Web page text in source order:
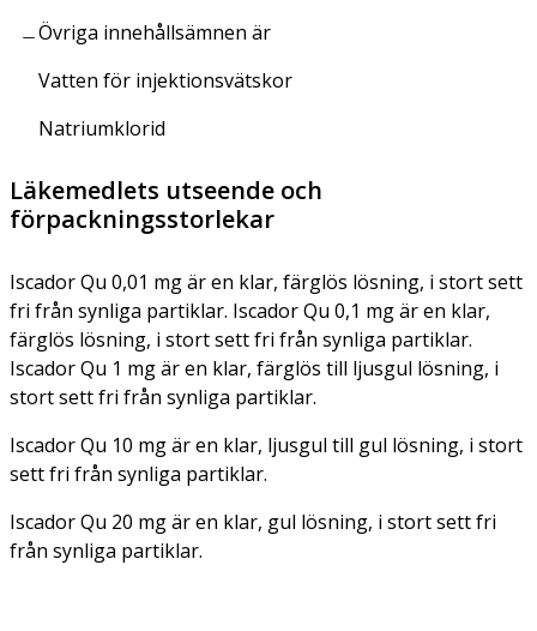
Övriga innehållsämnen är
Vatten för injektionsvätskor
Natriumklorid
Läkemedlets utseende och
förpackningsstorlekar
Iscador Qu 0,01 mg är en klar, färglös lösning, i stort sett
fri från synliga partiklar. Iscador Qu 0,1 mg är en klar,
färglös lösning, i stort sett fri från synliga partiklar.
Iscador Qu 1 mg är en klar, färglös till ljusgul lösning, i
stort sett fri från synliga partiklar.
Iscador Qu 10 mg är en klar, ljusgul till gul lösning, i stort
sett fri från synliga partiklar.
Iscador Qu 20 mg är en klar, gul lösning, i stort sett fri
från synliga partiklar.